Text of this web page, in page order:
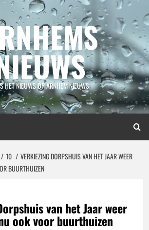
HET NIEUWS OP ARNHEM NIEUWS
10
VERKIEZING DORPSHUIS VAN HET JAAR WEER
BUURTHUIZEN
van het Jaar weer
ook voor buurthuizen